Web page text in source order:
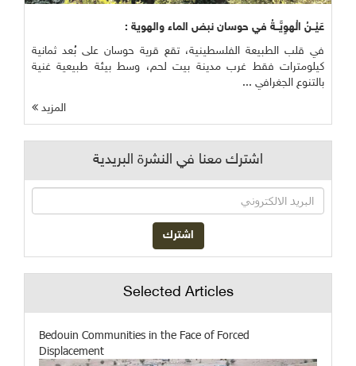
عَيْــنُ الْهوِيَّــةُ في حوسان نبض الماء والهوية :
في قلب الطبيعة الفلسطينية، تقع قرية حوسان على بُعد ثمانية
كيلومترات فقط غرب مدينة بيت لحم، وسط بيئة طبيعية غنية
بالتنوع الجغرافي ...
المزيد
اشترك معنا في النشرة البريدية
Selected Articles
Bedouin Communities in the Face of Forced
Displacement